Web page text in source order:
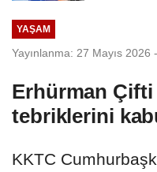
YAŞAM
Yayınlanma: 27 Mayıs 2026
Erhürman
tebriklerini
KKTC